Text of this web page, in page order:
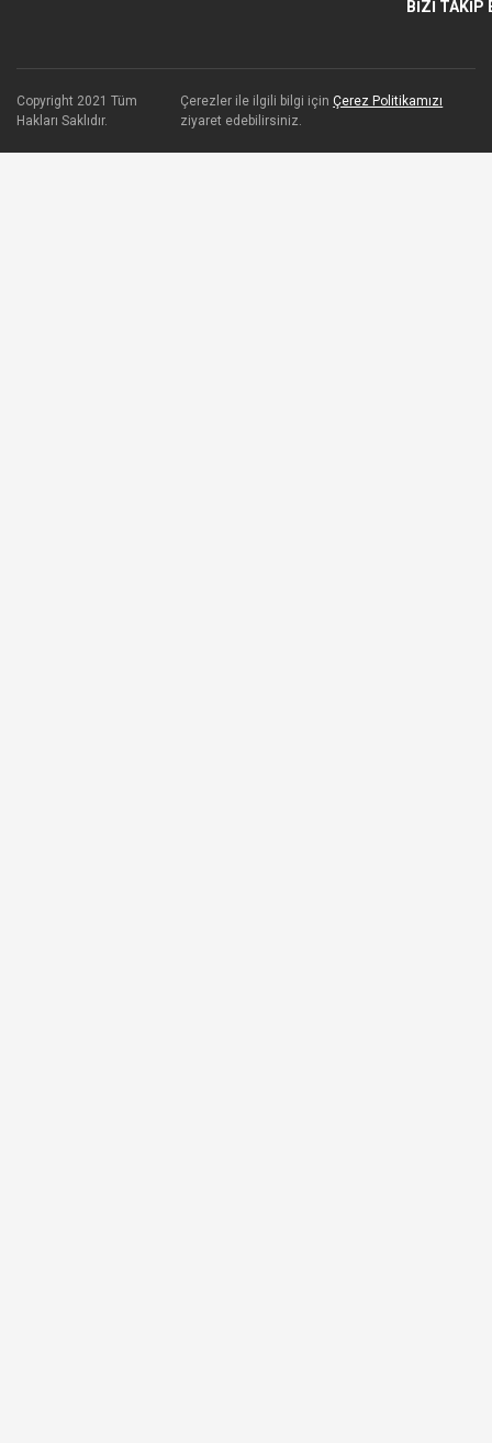
BİZİ TAKİP
Copyright 2021 Tüm
Hakları Saklıdır.
Çerezler ile ilgili bilgi içinÇerez Politikamızı
ziyaret edebilirsiniz.